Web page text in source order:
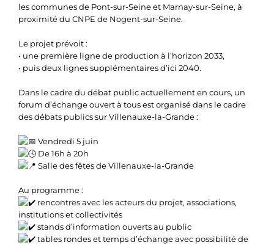
les communes de Pont-sur-Seine et Marnay-sur-Seine, à
proximité du CNPE de Nogent-sur-Seine.
Le projet prévoit :
• une première ligne de production à l’horizon 2033,
• puis deux lignes supplémentaires d’ici 2040.
Dans le cadre du débat public actuellement en cours, un
forum d’échange ouvert à tous est organisé dans le cadre
des débats publics sur Villenauxe-la-Grande :
Vendredi 5 juin
De 16h à 20h
Salle des fêtes de Villenauxe-la-Grande
Au programme :
rencontres avec les acteurs du projet, associations,
institutions et collectivités
stands d’information ouverts au public
tables rondes et temps d’échange avec possibilité de